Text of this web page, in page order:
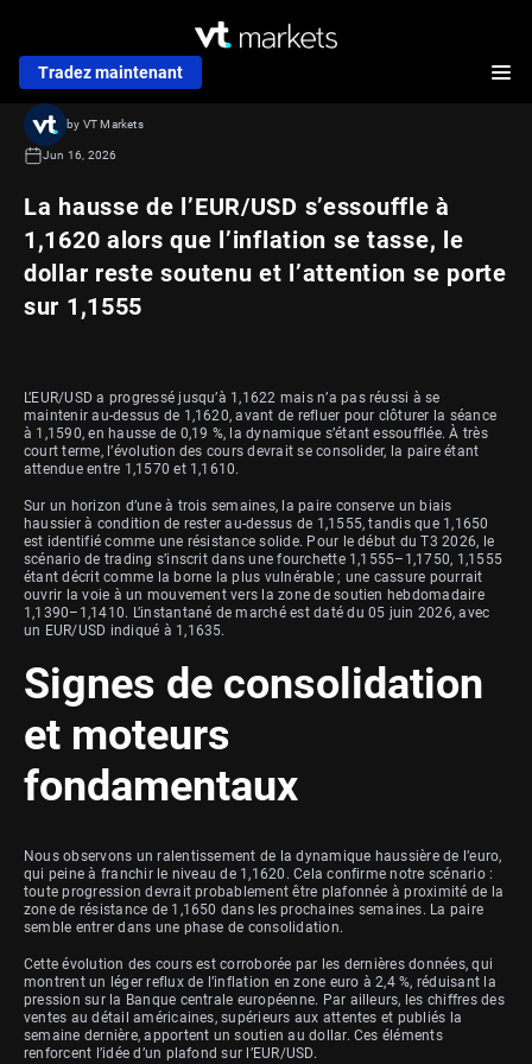
Tradez maintenant
La hausse de l’EUR/USD s’essouffle à
1,1620 alors que l’inflation se tasse, le
dollar reste soutenu et l’attention se porte
sur 1,1555
by VT Markets
Jun 16, 2026
L’EUR/USD a progressé jusqu’à 1,1622 mais n’a pas réussi à se
maintenir au-dessus de 1,1620, avant de refluer pour clôturer la séance
à 1,1590, en hausse de 0,19 %, la dynamique s’étant essoufflée. À très
court terme, l’évolution des cours devrait se consolider, la paire étant
attendue entre 1,1570 et 1,1610.
Sur un horizon d’une à trois semaines, la paire conserve un biais
haussier à condition de rester au-dessus de 1,1555, tandis que 1,1650
est identifié comme une résistance solide. Pour le début du T3 2026, le
scénario de trading s’inscrit dans une fourchette 1,1555–1,1750, 1,1555
étant décrit comme la borne la plus vulnérable ; une cassure pourrait
ouvrir la voie à un mouvement vers la zone de soutien hebdomadaire
1,1390–1,1410. L’instantané de marché est daté du 05 juin 2026, avec
un EUR/USD indiqué à 1,1635.
Signes de consolidation
et moteurs
fondamentaux
Nous observons un ralentissement de la dynamique haussière de l’euro,
qui peine à franchir le niveau de 1,1620. Cela confirme notre scénario :
toute progression devrait probablement être plafonnée à proximité de la
zone de résistance de 1,1650 dans les prochaines semaines. La paire
semble entrer dans une phase de consolidation.
Cette évolution des cours est corroborée par les dernières données, qui
montrent un léger reflux de l’inflation en zone euro à 2,4 %, réduisant la
pression sur la Banque centrale européenne. Par ailleurs, les chiffres des
ventes au détail américaines, supérieurs aux attentes et publiés la
semaine dernière, apportent un soutien au dollar. Ces éléments
renforcent l’idée d’un plafond sur l’EUR/USD.